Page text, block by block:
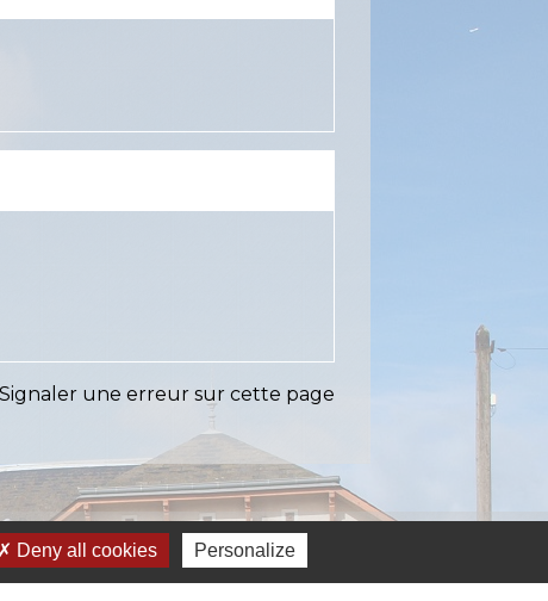
Signaler une erreur sur cette page
Liens
Deny all cookies Personalize